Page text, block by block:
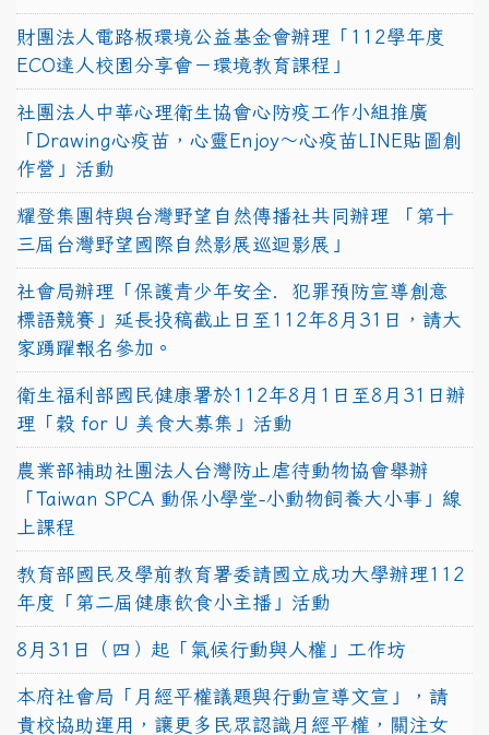
財團法人電路板環境公益基金會辦理「112學年度
ECO達人校園分享會－環境教育課程」
社團法人中華心理衛生協會心防疫工作小組推廣
「Drawing心疫苗，心靈Enjoy〜心疫苗LINE貼圖創
作營」活動
耀登集團特與台灣野望自然傳播社共同辦理 「第十
三屆台灣野望國際自然影展巡迴影展」
社會局辦理「保護青少年安全．犯罪預防宣導創意
標語競賽」延長投稿截止日至112年8月31日，請大
家踴躍報名參加。
衛生福利部國民健康署於112年8月1日至8月31日辦
理「穀 for U 美食大募集」活動
農業部補助社團法人台灣防止虐待動物協會舉辦
「Taiwan SPCA 動保小學堂-小動物飼養大小事」線
上課程
教育部國民及學前教育署委請國立成功大學辦理112
年度「第二屆健康飲食小主播」活動
8月31日（四）起「氣候行動與人權」工作坊
本府社會局「月經平權議題與行動宣導文宣」，請
貴校協助運用，讓更多民眾認識月經平權，關注女